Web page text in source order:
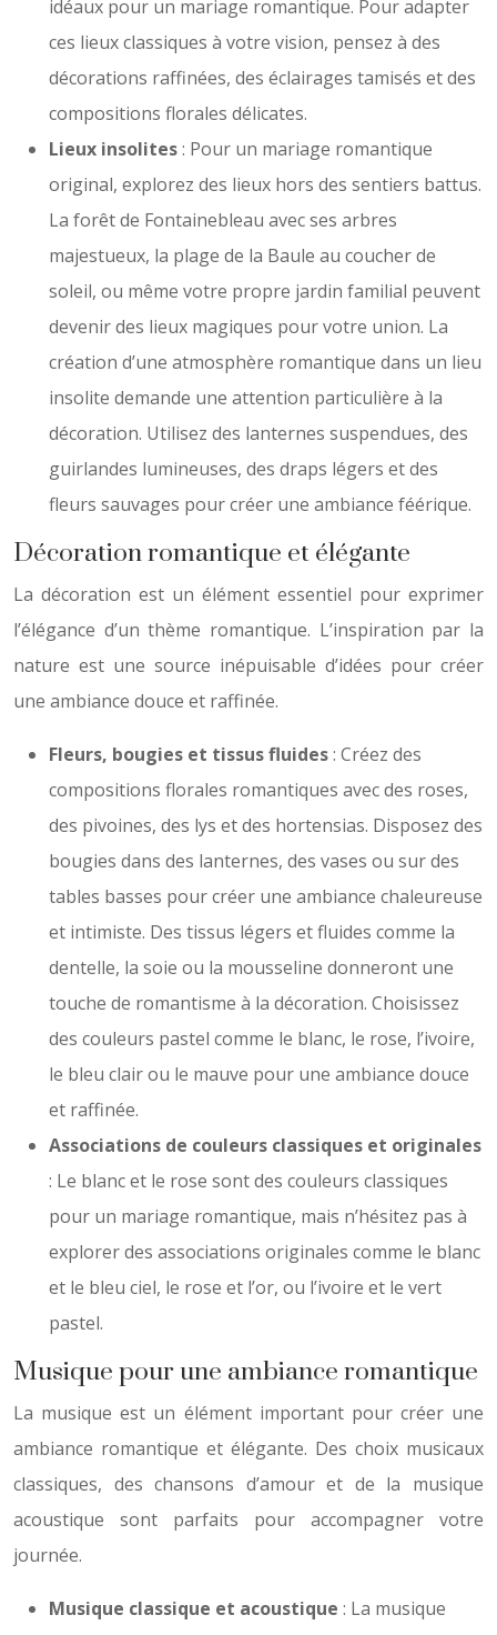
idéaux pour un mariage romantique. Pour adapter
ces lieux classiques à votre vision, pensez à des
décorations raffinées, des éclairages tamisés et des
compositions florales délicates.
Lieux insolites: Pour un mariage romantique
original, explorez des lieux hors des sentiers battus.
La forêt de Fontainebleau avec ses arbres
majestueux, la plage de la Baule au coucher de
soleil, ou même votre propre jardin familial peuvent
devenir des lieux magiques pour votre union. La
création d’une atmosphère romantique dans un lieu
insolite demande une attention particulière à la
décoration. Utilisez des lanternes suspendues, des
guirlandes lumineuses, des draps légers et des
fleurs sauvages pour créer une ambiance féérique.
Décoration romantique et élégante
La décoration est un élément essentiel pour exprimer
l’élégance d’un thème romantique. L’inspiration par la
nature est une source inépuisable d’idées pour créer
une ambiance douce et raffinée.
Fleurs, bougies et tissus fluides: Créez des
compositions florales romantiques avec des roses,
des pivoines, des lys et des hortensias. Disposez des
bougies dans des lanternes, des vases ou sur des
tables basses pour créer une ambiance chaleureuse
et intimiste. Des tissus légers et fluides comme la
dentelle, la soie ou la mousseline donneront une
touche de romantisme à la décoration. Choisissez
des couleurs pastel comme le blanc, le rose, l’ivoire,
le bleu clair ou le mauve pour une ambiance douce
et raffinée.
Associations de couleurs classiques et originales
: Le blanc et le rose sont des couleurs classiques
pour un mariage romantique, mais n’hésitez pas à
explorer des associations originales comme le blanc
et le bleu ciel, le rose et l’or, ou l’ivoire et le vert
pastel.
Musique pour une ambiance romantique
La musique est un élément important pour créer une
ambiance romantique et élégante. Des choix musicaux
classiques, des chansons d’amour et de la musique
acoustique sont parfaits pour accompagner votre
journée.
Musique classique et acoustique : La musique